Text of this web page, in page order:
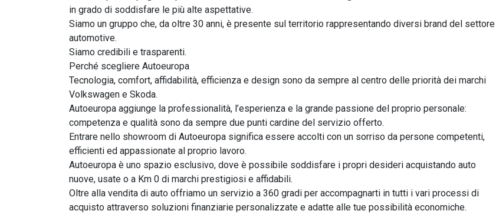
in grado di soddisfare le più alte aspettative.
Siamo un gruppo che, da oltre 30 anni, è presente sul territorio rappresentando diversi brand del settore
automotive.
Siamo credibili e trasparenti.
Perché scegliere Autoeuropa
Tecnologia, comfort, affidabilità, efficienza e design sono da sempre al centro delle priorità dei marchi
Volkswagen e Skoda.
Autoeuropa aggiunge la professionalità, l’esperienza e la grande passione del proprio personale:
competenza e qualità sono da sempre due punti cardine del servizio offerto.
Entrare nello showroom di Autoeuropa significa essere accolti con un sorriso da persone competenti,
efficienti ed appassionate al proprio lavoro.
Autoeuropa è uno spazio esclusivo, dove è possibile soddisfare i propri desideri acquistando auto
nuove, usate o a Km 0 di marchi prestigiosi e affidabili.
Oltre alla vendita di auto offriamo un servizio a 360 gradi per accompagnarti in tutti i vari processi di
acquisto attraverso soluzioni finanziarie personalizzate e adatte alle tue possibilità economiche.